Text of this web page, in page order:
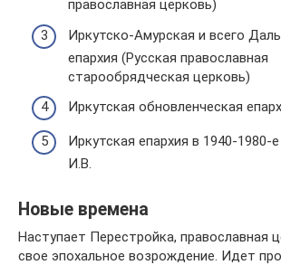
православная церковь)
Иркутско-Амурская и всего
епархия (Русская православная
старообрядческая церковь)
Иркутская обновленческая
Иркутская епархия в 1940-1980-
И.В.
Новые времена
Наступает Перестройка, православная
свое эпохальное возрождение. Идет